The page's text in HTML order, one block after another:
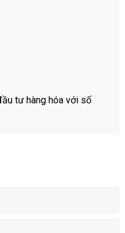
tư hàng hóa với số